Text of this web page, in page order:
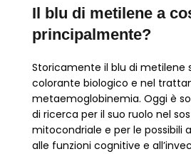
Il blu di metilene a
principalmente?
Storicamente il blu di metilene
colorante biologico e nel
metaemoglobinemia. Oggi è
di ricerca per il suo ruolo nel
mitocondriale e per le possibili
alle funzioni cognitive e